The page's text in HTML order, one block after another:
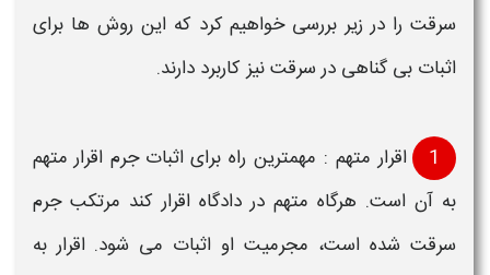
سرقت را در زیر بررسی خواهیم کرد که این روش ها برای
اثبات بی گناهی در سرقتنیز کاربرد دارند.
1 اقرار متهم : مهمترین راه برای اثبات جرم اقرار متهم
به آن است. هرگاه متهم در دادگاه اقرار کند مرتکبجرم
سرقت شده است، مجرمیت او اثبات می شود. اقرار به